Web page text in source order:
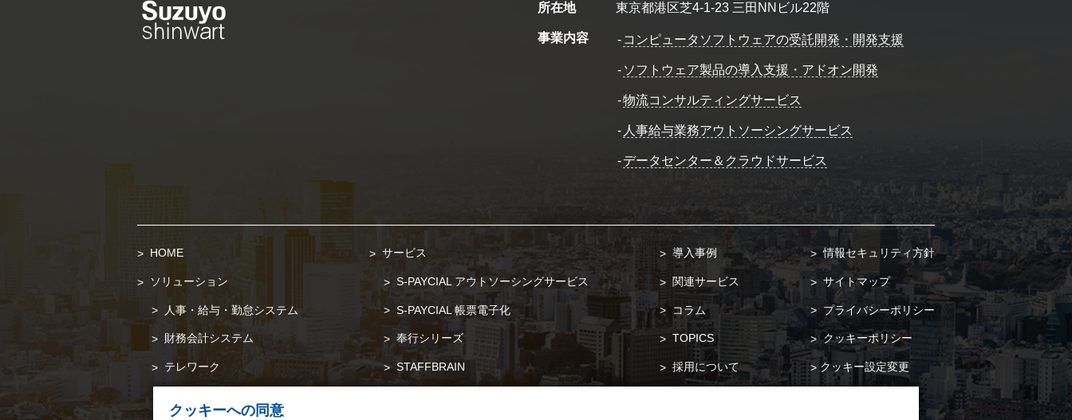
所在地 東京都港区芝4-1-23 三田NNビル22階
事業内容 - コンピュータソフトウェアの受託開発・開発支援
- ソフトウェア製品の導入支援・アドオン開発
-物流コンサルティングサービス
- 人事給与業務アウトソーシングサービス
-データセンター＆クラウドサービス
HOME
ソリューション
人事・給与・勤怠システム
財務会計システム
テレワーク
サービス
S-PAYCIAL アウトソーシングサービス
S-PAYCIAL 帳票電子化
奉行シリーズ
STAFFBRAIN
導入事例
関連サービス
コラム
TOPICS
採用について
情報セキュリティ方針
サイトマップ
プライバシーポリシー
クッキーポリシー
クッキー設定変更
クッキーへの同意